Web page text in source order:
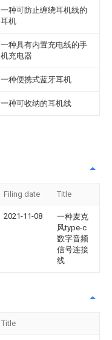
一种可防止缠绕耳机线的
耳机
一种具有内置充电线的手
机充电器
一种便携式蓝牙耳机
一种可收纳的耳机线
Filing date Title
2021-11-08
一种麦克
风type-c
数字音频
信号连接
线
Title